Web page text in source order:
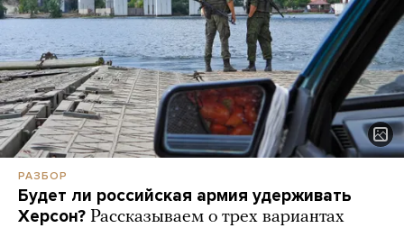
РАЗБОР
Будет ли российская армия удерживать
Херсон? Рассказываем о трех вариантах